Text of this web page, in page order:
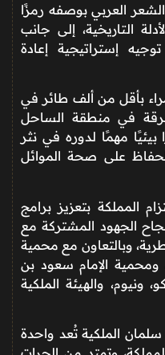
العربي بوصفه رمزًا
التاريخية، إلى جانب
إستراتيجية إعادة
بأقل من ألف طائر في
في منطقة الساحل
بيئيًا مهمًا لدوره في نثر
على صحة الموائل
المملكة بتعزيز برامج
نجاح الجهود المشتركة مع
وبالتعاون مع محمية
ومحمية الإمام سعود بن
ونيوم، والهيئة الملكية
الملكية تُعد واحدة